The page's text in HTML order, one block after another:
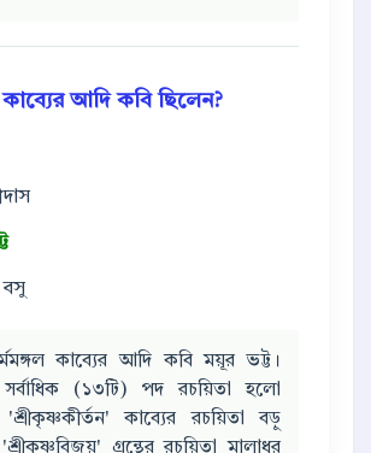
কাব্যের আদি কবি ছিলেন?
বসু
কাব্যের আদি কবি ময়ূর ভট্ট।
সর্বাধিক (১৩টি) পদ রচয়িতা হলো
কাব্যের রচয়িতা বড়ু
'শ্রীকৃষ্ণবিজয়' গ্রন্থের রচয়িতা মালাধর